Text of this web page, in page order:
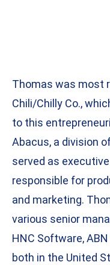
Thomas was most
Chili/Chilly Co.,
to this
Abacus, a division
served as
responsible for
and marketing.
various senior
HNC Software,
both in the United